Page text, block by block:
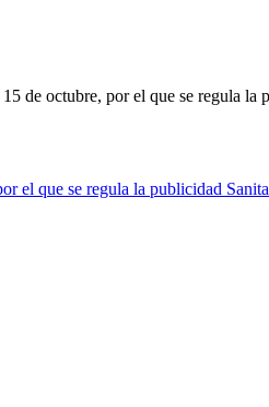
de octubre, por el que se regula la
el que se regula la publicidad